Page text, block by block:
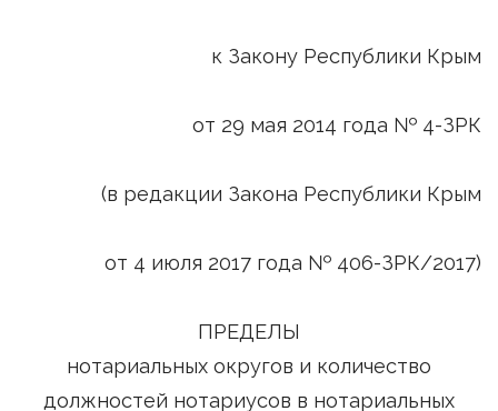
к Закону Республики Крым
от 29 мая 2014 года № 4-ЗРК
(в редакции Закона Республики Крым
от 4 июля 2017 года № 406-ЗРК/2017)
ПРЕДЕЛЫ
нотариальных округов и количество
должностей нотариусов в нотариальных